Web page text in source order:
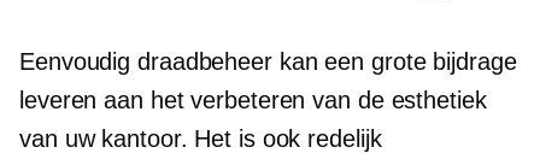
Eenvoudig draadbeheer kan een grote bijdrage
leveren aan het verbeteren van de esthetiek
van uw kantoor. Het is ook redelijk